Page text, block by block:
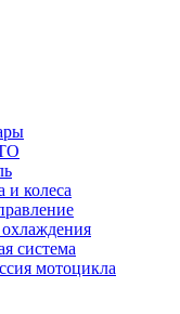
и колеса
система
мотоцикла